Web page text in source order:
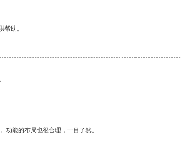
助。
功能的布局也很合理，一目了然。